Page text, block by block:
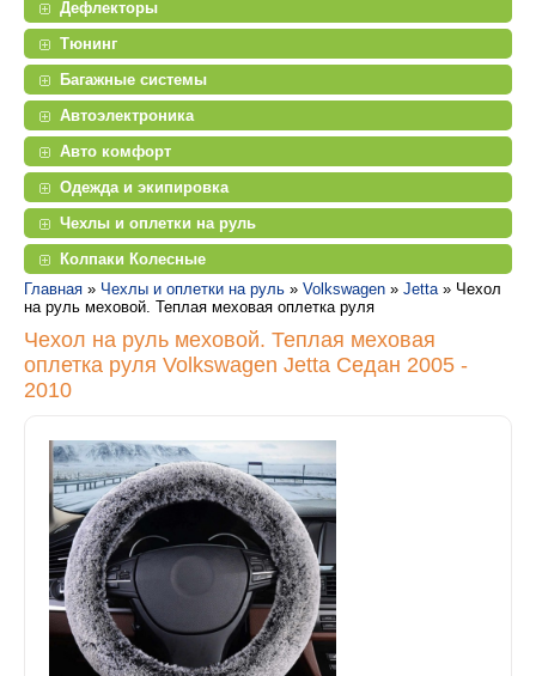
Дефлекторы
Тюнинг
Багажные системы
Автоэлектроника
Авто комфорт
Одежда и экипировка
Чехлы и оплетки на руль
Колпаки Колесные
Главная » Чехлы и оплетки на руль » Volkswagen » Jetta » Чехол
на руль меховой. Теплая меховая оплетка руля
Чехол на руль меховой. Теплая меховая
оплетка руля Volkswagen Jetta Седан 2005 -
2010